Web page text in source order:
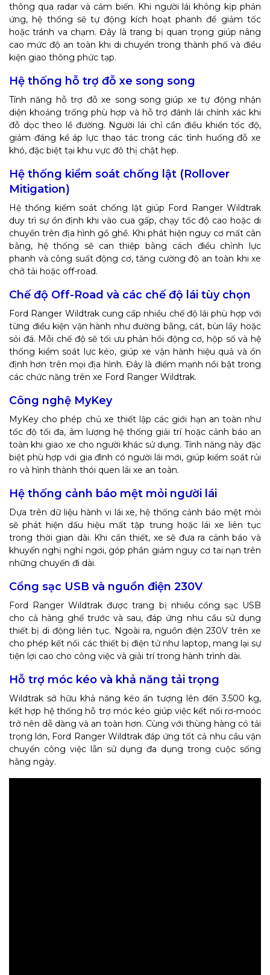
thông qua radar và cảm biến. Khi người lái không kịp phản
ứng, hệ thống sẽ tự động kích hoạt phanh để giảm tốc
hoặc tránh va chạm. Đây là trang bị quan trọng giúp nâng
cao mức độ an toàn khi di chuyển trong thành phố và điều
kiện giao thông phức tạp.
Hệ thống hỗ trợ đỗ xe song song
Tính năng hỗ trợ đỗ xe song song giúp xe tự động nhận
diện khoảng trống phù hợp và hỗ trợ đánh lái chính xác khi
đỗ dọc theo lề đường. Người lái chỉ cần điều khiển tốc độ,
giảm đáng kể áp lực thao tác trong các tình huống đỗ xe
khó, đặc biệt tại khu vực đô thị chật hẹp.
Hệ thống kiểm soát chống lật (Rollover
Mitigation)
Hệ thống kiểm soát chống lật giúp Ford Ranger Wildtrak
duy trì sự ổn định khi vào cua gấp, chạy tốc độ cao hoặc di
chuyển trên địa hình gồ ghề. Khi phát hiện nguy cơ mất cân
bằng, hệ thống sẽ can thiệp bằng cách điều chỉnh lực
phanh và công suất động cơ, tăng cường độ an toàn khi xe
chở tải hoặc off-road.
Chế độ Off-Road và các chế độ lái tùy chọn
Ford Ranger Wildtrak cung cấp nhiều chế độ lái phù hợp với
từng điều kiện vận hành như đường bằng, cát, bùn lầy hoặc
sỏi đá. Mỗi chế độ sẽ tối ưu phản hồi động cơ, hộp số và hệ
thống kiểm soát lực kéo, giúp xe vận hành hiệu quả và ổn
định hơn trên mọi địa hình. Đây là điểm mạnh nổi bật trong
các chức năng trên xe Ford Ranger Wildtrak.
Công nghệ MyKey
MyKey cho phép chủ xe thiết lập các giới hạn an toàn như
tốc độ tối đa, âm lượng hệ thống giải trí hoặc cảnh báo an
toàn khi giao xe cho người khác sử dụng. Tính năng này đặc
biệt phù hợp với gia đình có người lái mới, giúp kiểm soát rủi
ro và hình thành thói quen lái xe an toàn.
Hệ thống cảnh báo mệt mỏi người lái
Dựa trên dữ liệu hành vi lái xe, hệ thống cảnh báo mệt mỏi
sẽ phát hiện dấu hiệu mất tập trung hoặc lái xe liên tục
trong thời gian dài. Khi cần thiết, xe sẽ đưa ra cảnh báo và
khuyến nghị nghỉ ngơi, góp phần giảm nguy cơ tai nạn trên
những chuyến đi dài.
Cổng sạc USB và nguồn điện 230V
Ford Ranger Wildtrak được trang bị nhiều cổng sạc USB
cho cả hàng ghế trước và sau, đáp ứng nhu cầu sử dụng
thiết bị di động liên tục. Ngoài ra, nguồn điện 230V trên xe
cho phép kết nối các thiết bị điện tử như laptop, mang lại sự
tiện lợi cao cho công việc và giải trí trong hành trình dài.
Hỗ trợ móc kéo và khả năng tải trọng
Wildtrak sở hữu khả năng kéo ấn tượng lên đến 3.500 kg,
kết hợp hệ thống hỗ trợ móc kéo giúp việc kết nối rơ-moóc
trở nên dễ dàng và an toàn hơn. Cùng với thùng hàng có tải
trọng lớn, Ford Ranger Wildtrak đáp ứng tốt cả nhu cầu vận
chuyển công việc lẫn sử dụng đa dụng trong cuộc sống
hằng ngày.